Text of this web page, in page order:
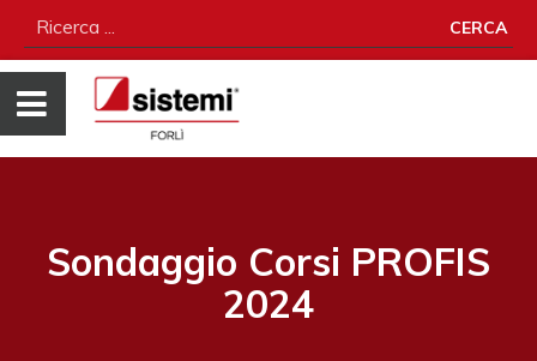
CERCA
Sondaggio Corsi PROFIS
2024